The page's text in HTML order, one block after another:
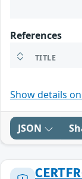
References
TITLE
Show details
JSON